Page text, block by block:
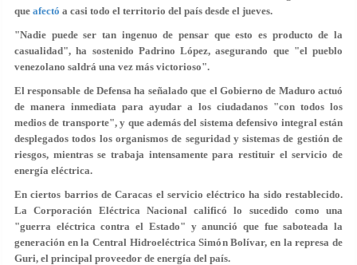
que afectó a casi todo el territorio del país desde el jueves.
"Nadie puede ser tan ingenuo de pensar que esto es producto de la
casualidad", ha sostenido Padrino López, asegurando que "el pueblo
venezolano saldrá una vez más victorioso".
El responsable de Defensa ha señalado que el Gobierno de Maduro actuó
de manera inmediata para ayudar a los ciudadanos "con todos los
medios de transporte", y que además del sistema defensivo integral están
desplegados todos los organismos de seguridad y sistemas de gestión de
riesgos, mientras se trabaja intensamente para restituir el servicio de
energía eléctrica.
En ciertos barrios de Caracas el servicio eléctrico ha sido restablecido.
La Corporación Eléctrica Nacional calificó lo sucedido como una
"guerra eléctrica contra el Estado" y anunció que fue saboteada la
generación en la Central Hidroeléctrica Simón Bolívar, en la represa de
Guri, el principal proveedor de energía del país.